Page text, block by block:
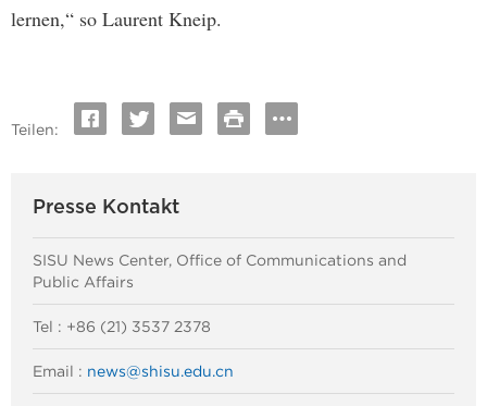
lernen,“ so Laurent Kneip.
Teilen:
Presse Kontakt
SISU News Center, Office of Communications and
Public Affairs
Tel : +86 (21) 3537 2378
Email : news@shisu.edu.cn